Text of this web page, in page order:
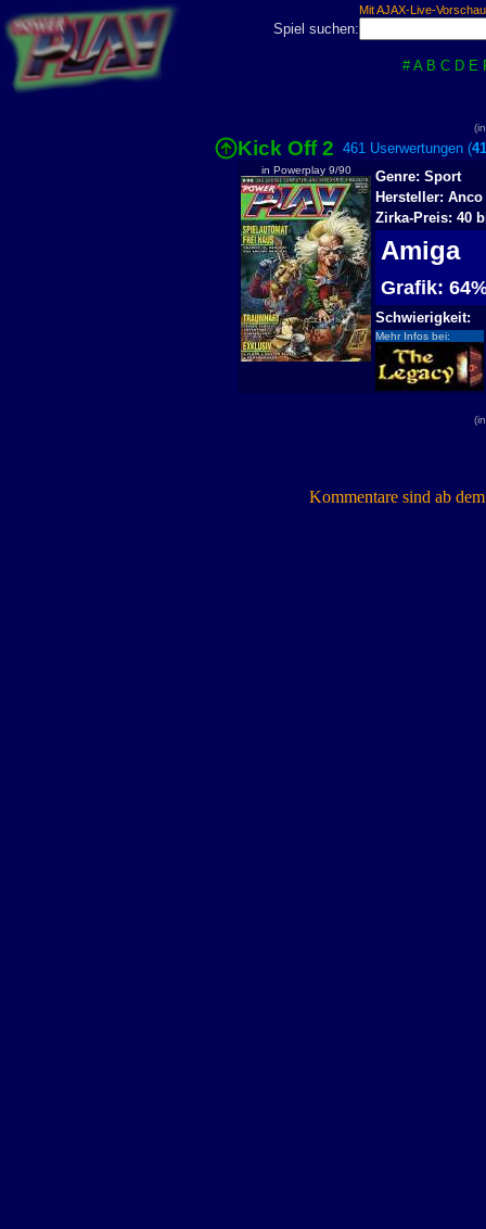
Mit AJAX-Live-
Spiel suchen:
# A B C D E
Kick Off 2 461 Userwertungen (
in Powerplay 9/90
Genre: Sport
Hersteller: Anco
Zirka-Preis: 40
Amiga
Grafik:
Schwierigkeit:
Mehr Infos bei:
Kommentare sind ab